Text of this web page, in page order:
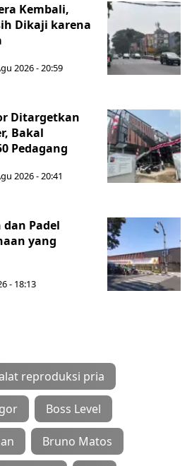
Kembali,
Dikaji karena
2026 - 20:59
Ditargetkan
Bakal
Pedagang
2026 - 20:41
Padel
yang
- 18:13
reproduksi pria
Boss Level
Bruno Matos